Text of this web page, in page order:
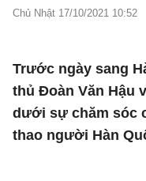
Chủ Nhật 17/10/2021 10:52
Trước ngày sang
thủ Đoàn Văn Hậu
dưới sự chăm sóc
thao người Hàn